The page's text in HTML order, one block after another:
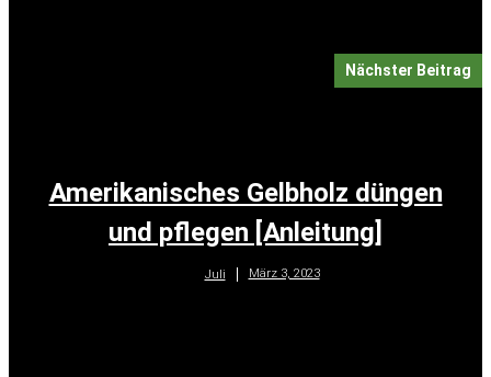
Nächster Beitrag
Amerikanisches Gelbholz düngen
und pflegen [Anleitung]
Juli März 3, 2023